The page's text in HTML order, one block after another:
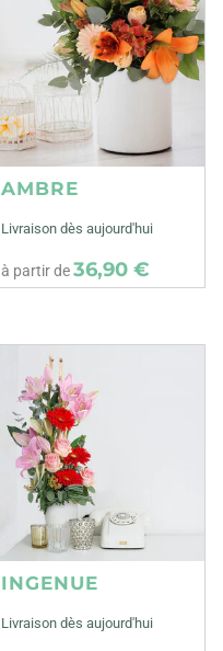
AMBRE
Livraison dès aujourd'hui
à partir de36,90 €
INGENUE
Livraison dès aujourd'hui